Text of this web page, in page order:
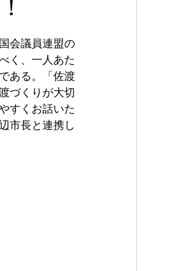
会議員連盟の
く、一人あた
ある。「佐渡
づくりが大切
すくお話いた
市長と連携し